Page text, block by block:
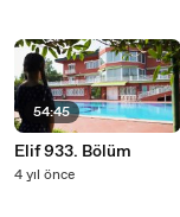
54:45
Elif 933. Bölüm
4 yıl önce